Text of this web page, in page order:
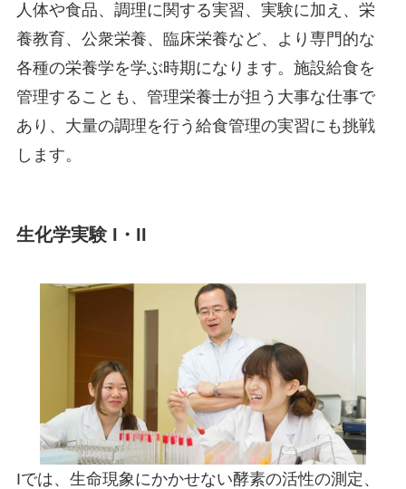
人体や食品、調理に関する実習、実験に加え、栄
養教育、公衆栄養、臨床栄養など、より専門的な
各種の栄養学を学ぶ時期になります。施設給食を
管理することも、管理栄養士が担う大事な仕事で
あり、大量の調理を行う給食管理の実習にも挑戦
します。
生化学実験 I・II
Iでは、生命現象にかかせない酵素の活性の測定、